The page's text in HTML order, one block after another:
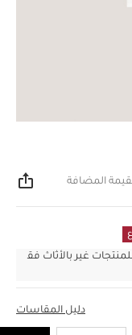
المضافة
التي تزيد عن 31 د.ب (للمنتجات غير بالأثاث فق
دليل المقاسات